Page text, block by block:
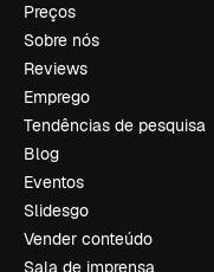
Preços
Sobre nós
Reviews
Emprego
Tendências de pesquisa
Blog
Eventos
Slidesgo
Vender conteúdo
Sala de imprensa